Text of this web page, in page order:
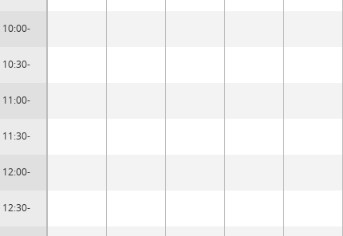
10:00-
10:30-
11:00-
11:30-
12:00-
12:30-